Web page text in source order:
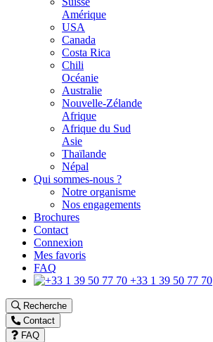
Amérique
USA
Canada
Costa Rica
Chili
Océanie
Australie
Nouvelle-Zélande
Afrique
Afrique du Sud
Asie
Thaïlande
Népal
Qui sommes-nous ?
Notre organisme
Nos engagements
Brochures
Contact
Connexion
Mes favoris
FAQ
+33 1 39 50 77 70
Recherche
Contact
FAQ